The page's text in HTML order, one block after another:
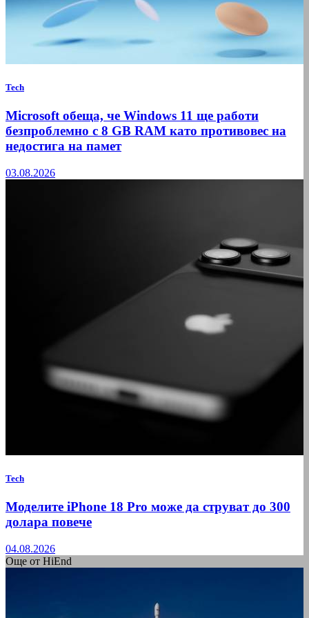
Tech
Microsoft обеща, че Windows 11 ще работи
безпроблемно с 8 GB RAM като противовес на
недостига на памет
03.08.2026
Tech
Моделите iPhone 18 Pro може да струват до 300
долара повече
04.08.2026
Още от HiEnd